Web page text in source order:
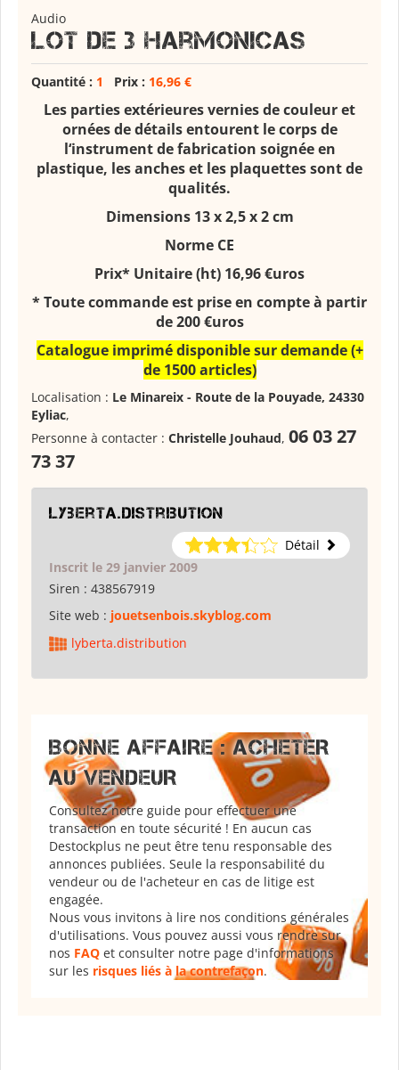
Audio
Lot de 3 Harmonicas
Quantité : 1 Prix : 16,96 €
Les parties extérieures vernies de couleur et
ornées de détails entourent le corps de
l‘instrument de fabrication soignée en
plastique, les anches et les plaquettes sont de
qualités.
Dimensions 13 x 2,5 x 2cm
Norme CE
Prix* Unitaire (ht) 16,96 €uros
* Toute commande est prise en compte à partir
de 200 €uros
Catalogue imprimé disponible sur demande (+
de 1500 articles)
Localisation : Le Minareix - Route de la Pouyade, 24330
Eyliac,
Personne à contacter : Christelle Jouhaud, 06 03 27
73 37
lyberta.distribution
Détail
Inscrit le 29 janvier 2009
Siren : 438567919
Site web : jouetsenbois.skyblog.com
lyberta.distribution
BONNE AFFAIRE : ACHETER
AU VENDEUR
Consultez notre guide pour effectuer une
transaction en toute sécurité ! En aucun cas
Destockplus ne peut être tenu responsable des
annonces publiées. Seule la responsabilité du
vendeur ou de l'acheteur en cas de litige est
engagée.
Nous vous invitons à lire nos conditions générales
d'utilisations. Vous pouvez aussi vous rendre sur
nos FAQ et consulter notre page d'informations
sur les risques liés à la contrefaçon.